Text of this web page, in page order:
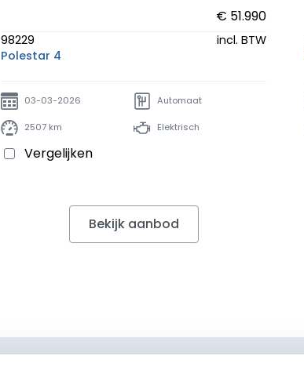
€ 51.990
98229
incl. BTW
Polestar 4
03-03-2026 Automaat
2507 km Elektrisch
Vergelijken
Bekijk aanbod